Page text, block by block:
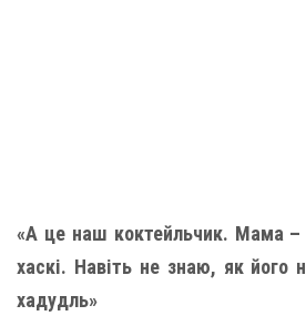
«А це наш коктейльчик. Мама –
хаскі. Навіть не знаю, як його
хадудль»